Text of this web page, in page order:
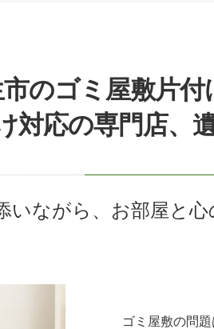
取実績ご紹介！
のゴミ屋敷片付
対応の専門店、
いながら、お部屋と
ゴミ屋敷の問